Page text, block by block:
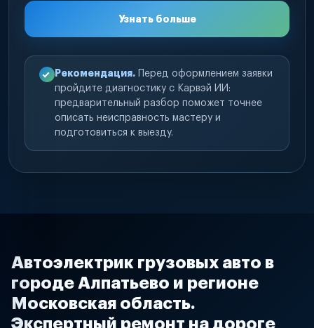
Узнать больше
Рекомендация. Перед оформлением заявки
пройдите диагностику с Карвэй ИИ:
предварительный разбор поможет точнее
описать неисправность мастеру и
подготовиться к выезду.
Автоэлектрик грузовых авто в
городе Алпатьево и регионе
Московская область.
Экспертный ремонт на дороге